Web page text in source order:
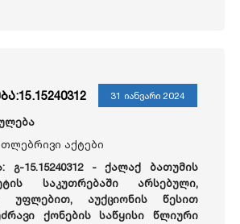
31 იანვარი 2024
აქტები
გ-15.15240312 - ქალაქ ბათუმის
საკუთრებაში არსებული,
უფლებით, აუქციონის წესით
ქონების საწყისი წლიური